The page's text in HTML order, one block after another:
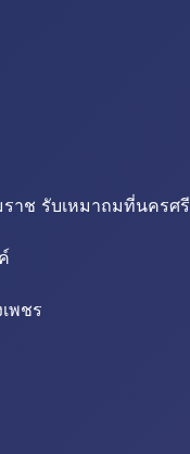
าช รับเหมาถมที่นครศ
พชร